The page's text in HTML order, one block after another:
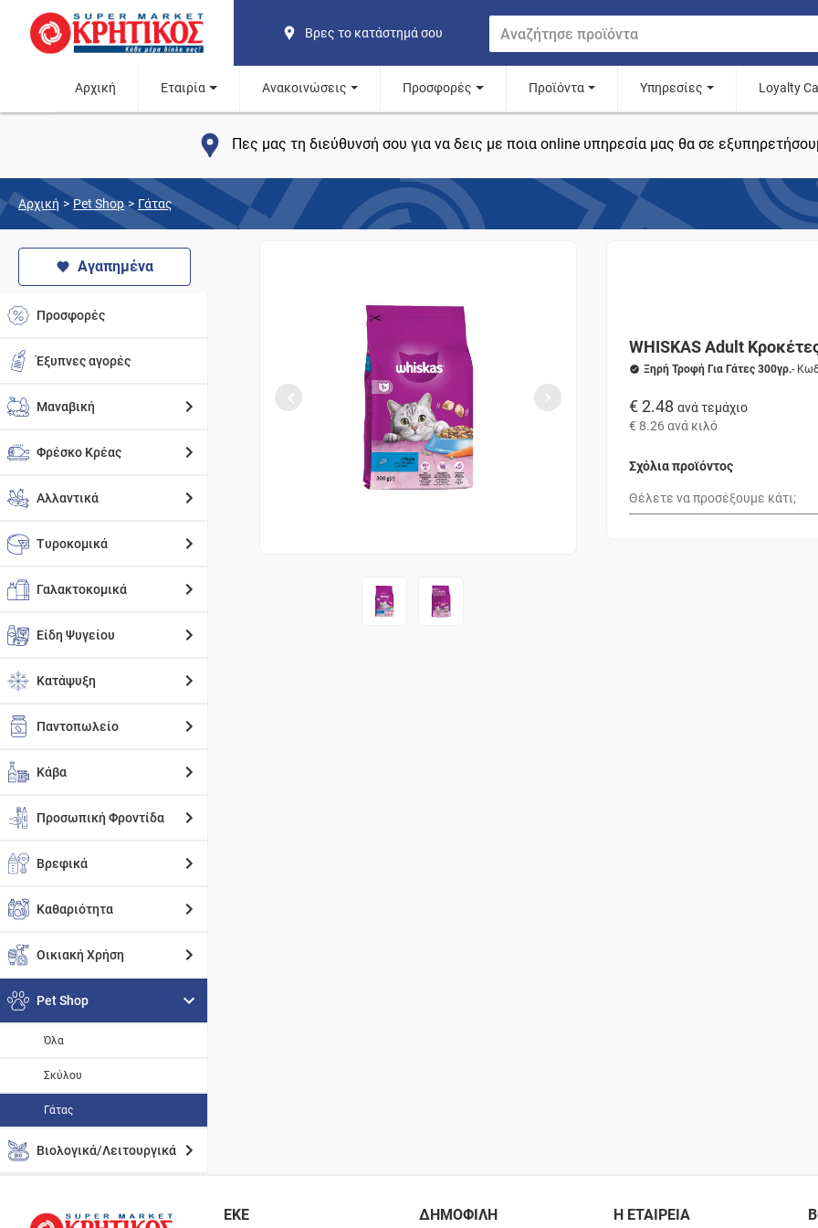
Βρες το κατάστημά σου
Αρχική Εταιρία Ανακοινώσεις Προσφορές Προϊόντα Υπηρεσίες Loyalty
Πες μας τη διεύθυνσή σου για να δεις με ποια online υπηρεσία μας θα σε
Αρχική > Pet Shop > Γάτας
Αγαπημένα
Προσφορές
Έξυπνες αγορές
Μαναβική
Φρέσκο Κρέας
Αλλαντικά
Τυροκομικά
Γαλακτοκομικά
Είδη Ψυγείου
Κατάψυξη
Παντοπωλείο
Κάβα
Προσωπική Φροντίδα
Βρεφικά
Καθαριότητα
Οικιακή Χρήση
Pet Shop
Όλα
Σκύλου
Γάτας
Βιολογικά/Λειτουργικά
WHISKAS Adult
Ξηρή Τροφή Για Γάτες 300γρ.-
€ 2.48 ανά τεμάχιο
€ 8.26 ανά κιλό
Σχόλια προϊόντος
ΕΚΕ ΔΗΜΟΦΙΛΗ Η ΕΤΑΙΡΕΙΑ